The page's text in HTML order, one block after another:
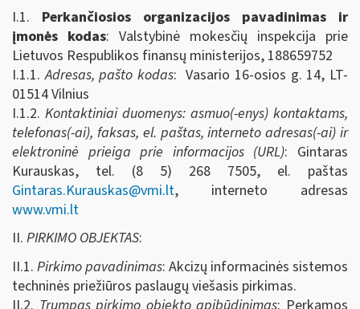
I.1. Perkančiosios organizacijos pavadinimas ir
įmonės kodas: Valstybinė mokesčių inspekcija prie
Lietuvos Respublikos finansų ministerijos, 188659752
I.1.1.Adresas, pašto kodas: Vasario 16-osios g. 14, LT-
01514 Vilnius
I.1.2. Kontaktiniai duomenys: asmuo(-enys) kontaktams,
telefonas(-ai), faksas, el. paštas, interneto adresas(-ai) ir
elektroninė prieiga prie informacijos (URL): Gintaras
Kurauskas, tel. (8 5) 268 7505, el. paštas
Gintaras.Kurauskas@vmi.lt, interneto adresas
www.vmi.lt
II. PIRKIMO OBJEKTAS:
II.1. Pirkimo pavadinimas: Akcizų informacinės sistemos
techninės priežiūros paslaugų viešasis pirkimas.
II.2. Trumpas pirkimo objekto apibūdinimas: Perkamos